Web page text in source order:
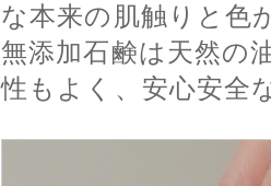
な本来の肌触りと色
無添加石鹸は天然の
性もよく、安心安全